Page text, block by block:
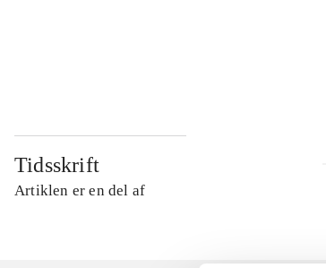
Tidsskrift
Artiklen er en del af